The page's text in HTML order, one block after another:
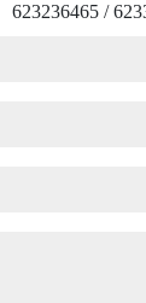
623236465 /